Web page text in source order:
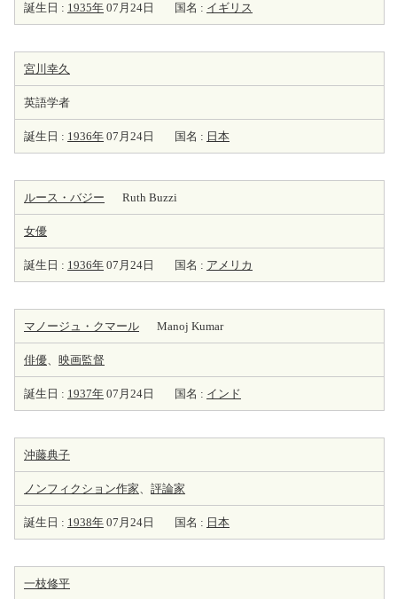
誕生日 : 1935年 07月24日 国名 : イギリス
宮川幸久
英語学者
誕生日 : 1936年 07月24日 国名 : 日本
ルース・バジー Ruth Buzzi
女優
誕生日 : 1936年 07月24日 国名 : アメリカ
マノージュ・クマール Manoj Kumar
俳優、 映画監督
誕生日 : 1937年 07月24日 国名 : インド
沖藤典子
ノンフィクション作家、 評論家
誕生日 : 1938年 07月24日 国名 : 日本
一枝修平